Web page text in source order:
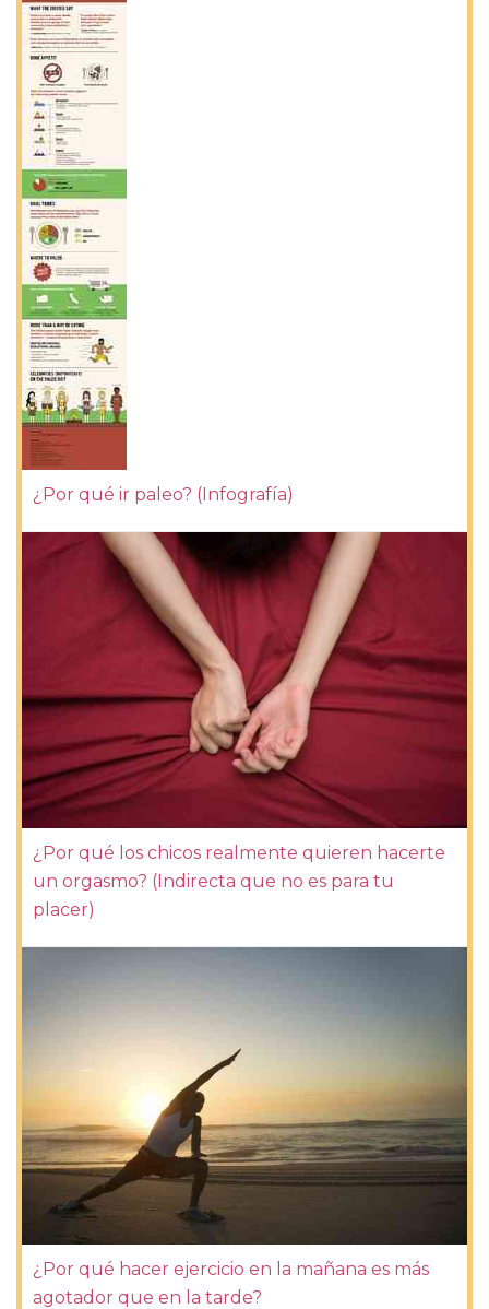
¿Por qué ir paleo? (Infografía)
¿Por qué los chicos realmente quieren hacerte
un orgasmo? (Indirecta que no es para tu
placer)
¿Por qué hacer ejercicio en la mañana es más
agotador que en la tarde?